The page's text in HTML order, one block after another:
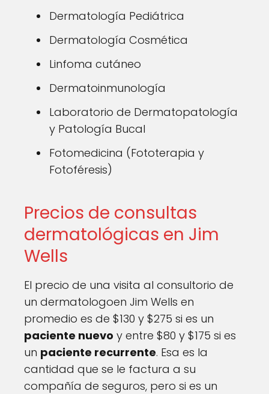
Dermatología Pediátrica
Dermatología Cosmética
Linfoma cutáneo
Dermatoinmunología
Laboratorio de Dermatopatología
y Patología Bucal
Fotomedicina (Fototerapia y
Fotoféresis)
Precios de consultas
dermatológicas en Jim
Wells
El precio de una visita al consultorio de
un dermatologoen Jim Wells en
promedio es de $130 y $275 si es un
paciente nuevo y entre $80 y $175 si es
un paciente recurrente. Esa es la
cantidad que se le factura a su
compañía de seguros, pero si es un